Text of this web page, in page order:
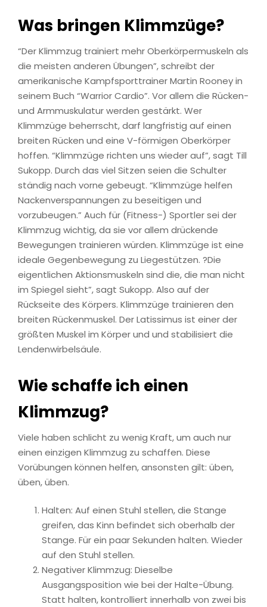
Was bringen Klimmzüge?
“Der Klimmzug trainiert mehr Oberkörpermuskeln als
die meisten anderen Übungen”, schreibt der
amerikanische Kampfsporttrainer Martin Rooney in
seinem Buch “Warrior Cardio”. Vor allem die Rücken-
und Armmuskulatur werden gestärkt. Wer
Klimmzüge beherrscht, darf langfristig auf einen
breiten Rücken und eine V-förmigen Oberkörper
hoffen. “Klimmzüge richten uns wieder auf”, sagt Till
Sukopp. Durch das viel Sitzen seien die Schulter
ständig nach vorne gebeugt. “Klimmzüge helfen
Nackenverspannungen zu beseitigen und
vorzubeugen.” Auch für (Fitness-) Sportler sei der
Klimmzug wichtig, da sie vor allem drückende
Bewegungen trainieren würden. Klimmzüge ist eine
ideale Gegenbewegung zu Liegestützen. ?Die
eigentlichen Aktionsmuskeln sind die, die man nicht
im Spiegel sieht”, sagt Sukopp. Also auf der
Rückseite des Körpers. Klimmzüge trainieren den
breiten Rückenmuskel. Der Latissimus ist einer der
größten Muskel im Körper und und stabilisiert die
Lendenwirbelsäule.
Wie schaffe ich einen
Klimmzug?
Viele haben schlicht zu wenig Kraft, um auch nur
einen einzigen Klimmzug zu schaffen. Diese
Vorübungen können helfen, ansonsten gilt: üben,
üben, üben.
Halten: Auf einen Stuhl stellen, die Stange
greifen, das Kinn befindet sich oberhalb der
Stange. Für ein paar Sekunden halten. Wieder
auf den Stuhl stellen.
Negativer Klimmzug: Dieselbe
Ausgangsposition wie bei der Halte-Übung.
Statt halten, kontrolliert innerhalb von zwei bis